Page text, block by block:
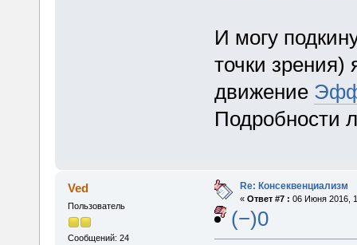
И могу
точки зрения)
движение
Подробности
Ved
Пользователь
Сообщений: 24
Re: Консеквенциализм
« Ответ #7 : 06 Июня 2016,
(−)0